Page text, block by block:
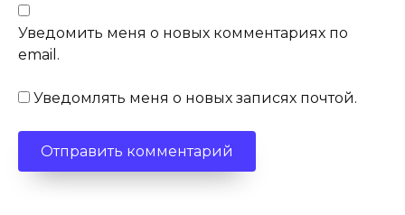
Уведомить меня о новых комментариях по
email.
Уведомлять меня о новых записях почтой.